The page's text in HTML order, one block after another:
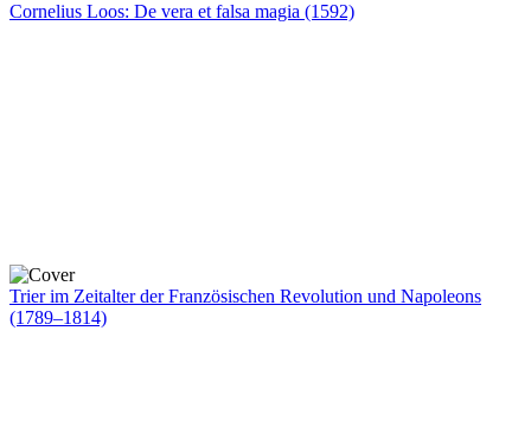
Cornelius Loos: De vera et falsa magia (1592)
Trier im Zeitalter der Französischen Revolution und Napoleons
(1789–1814)